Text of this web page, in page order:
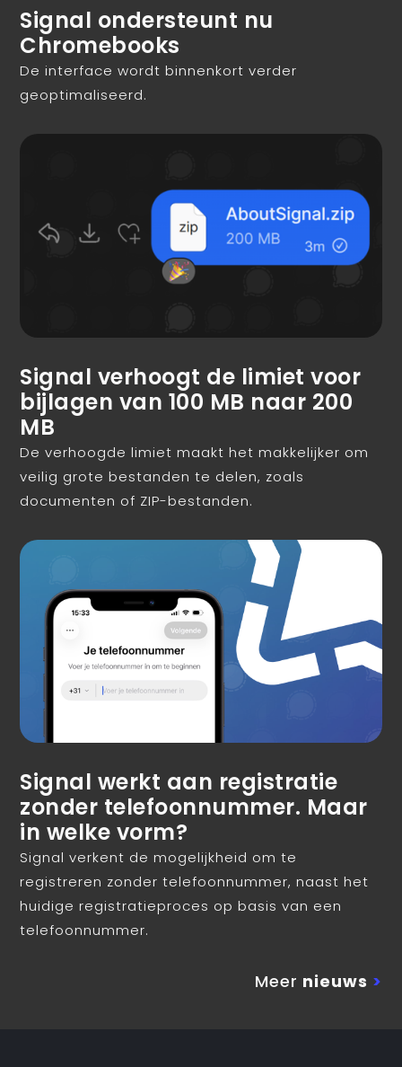
Signal ondersteunt nu
Chromebooks
De interface wordt binnenkort verder
geoptimaliseerd.
Signal verhoogt de limiet voor
bijlagen van 100 MB naar 200
MB
De verhoogde limiet maakt het makkelijker om
veilig grote bestanden te delen, zoals
documenten of ZIP-bestanden.
Signal werkt aan registratie
zonder telefoonnummer. Maar
in welke vorm?
Signal verkent de mogelijkheid om te
registreren zonder telefoonnummer, naast het
huidige registratieproces op basis van een
telefoonnummer.
Meer nieuws >